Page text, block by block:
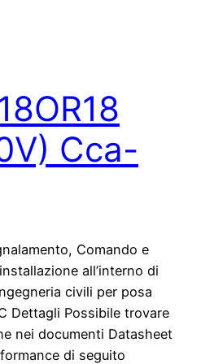
Cca-
Comando e
all’interno di
civili per posa
Dettagli Possibile trovare
nei documenti Datasheet
di seguito